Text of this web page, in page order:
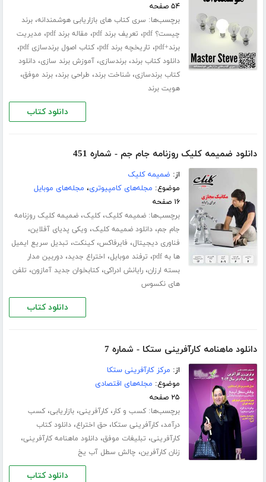
۵۴ صفحه
برچسب‌ها: سری کتاب های بازاریابی هوشمندانه،برند
چیست؟ pdf
، تعریف برند pdf ، مقاله برند pdf ، مدیریت
برند+pdf
، تاریخچه برند pdf ،کتاب اصول برندسازی pdf ،
دانلود کتاب برند،برندسازی،آموزش برند سازی،دانلود
کتاب برندسازی،شناخت برند، طراحی برند،برند موفق،
هویت برند
دانلود کتاب
دانلود ضمیمه کلیک روزنامه جام جم - شماره 451
از: ضمیمه کلیک
موضوع: مجله‌های کامپیوتری، مجله‌های موبایل
۱۶ صفحه
برچسب‌ها:ضمیمه کلیک،کلیک،ضمیمه کلیک روزنامه
جام جم،دانلود ضمیمه کلیک، ویکی پدیای آفلاین،
فناوری دیجیتال، فایرفاکس،کینکت، تبدیل سریع ایمیل
ها به pdf
، ترفند موبایل، اختراع جدید،دوربین مدار
بسته ارزان،رایانش ادراکی،کتابخوان جدید آمازون، تلفن
های نکسوس
دانلود کتاب
دانلود ماهنامه کارآفرینی ستکا - شماره 7
از: مرکز کارآفرینی ستکا
موضوع: مجله‌های اقتصادی
۲۵ صفحه
برچسب‌ها:کسب و کار،کارآفرینی،بازاریابی،کسب
درآمد،کارآفرینی ستکا،حق اختراع،دانلود کتاب
کارآفرینی، تبلیغات موفق،دانلود ماهنامه کارآفرینی،
زنان کارآفرین، چالش سطل آب یخ
دانلود کتاب